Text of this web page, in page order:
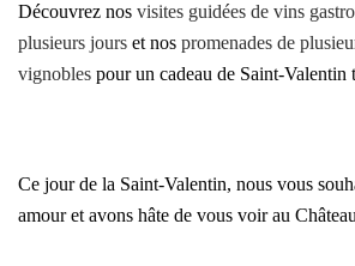
Découvrez nos visites guidées de vins
plusieurs jours et nos promenades de
vignobles pour un cadeau de Saint-Valentin
Ce jour de la Saint-Valentin, nous vous
amour et avons hâte de vous voir au